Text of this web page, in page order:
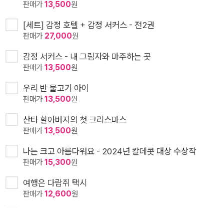
판매가13,500원
[세트] 감정 호텔 + 감정 서커스 - 전2권
판매가 27,000원
감정 서커스 - 내 그림자와 마주하는 곳
판매가13,500원
우리 반 물고기 아이
판매가13,500원
산타 할아버지의 첫 크리스마스
판매가13,500원
나는 크고 아름다워요 - 2024년 칼데콧 대상 수상작
판매가15,300원
여행은 다람쥐 택시
판매가12,600원